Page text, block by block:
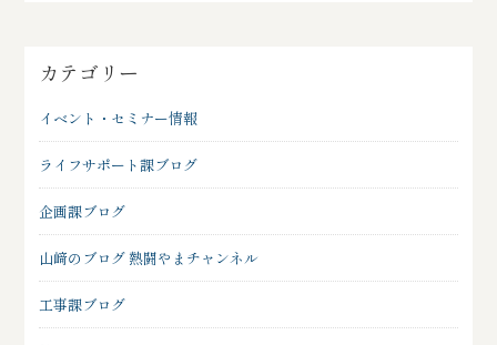
カテゴリー
イベント・セミナー情報
ライフサポート課ブログ
企画課ブログ
山﨑のブログ 熱闘やまチャンネル
工事課ブログ